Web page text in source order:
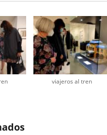
viajeros al tren